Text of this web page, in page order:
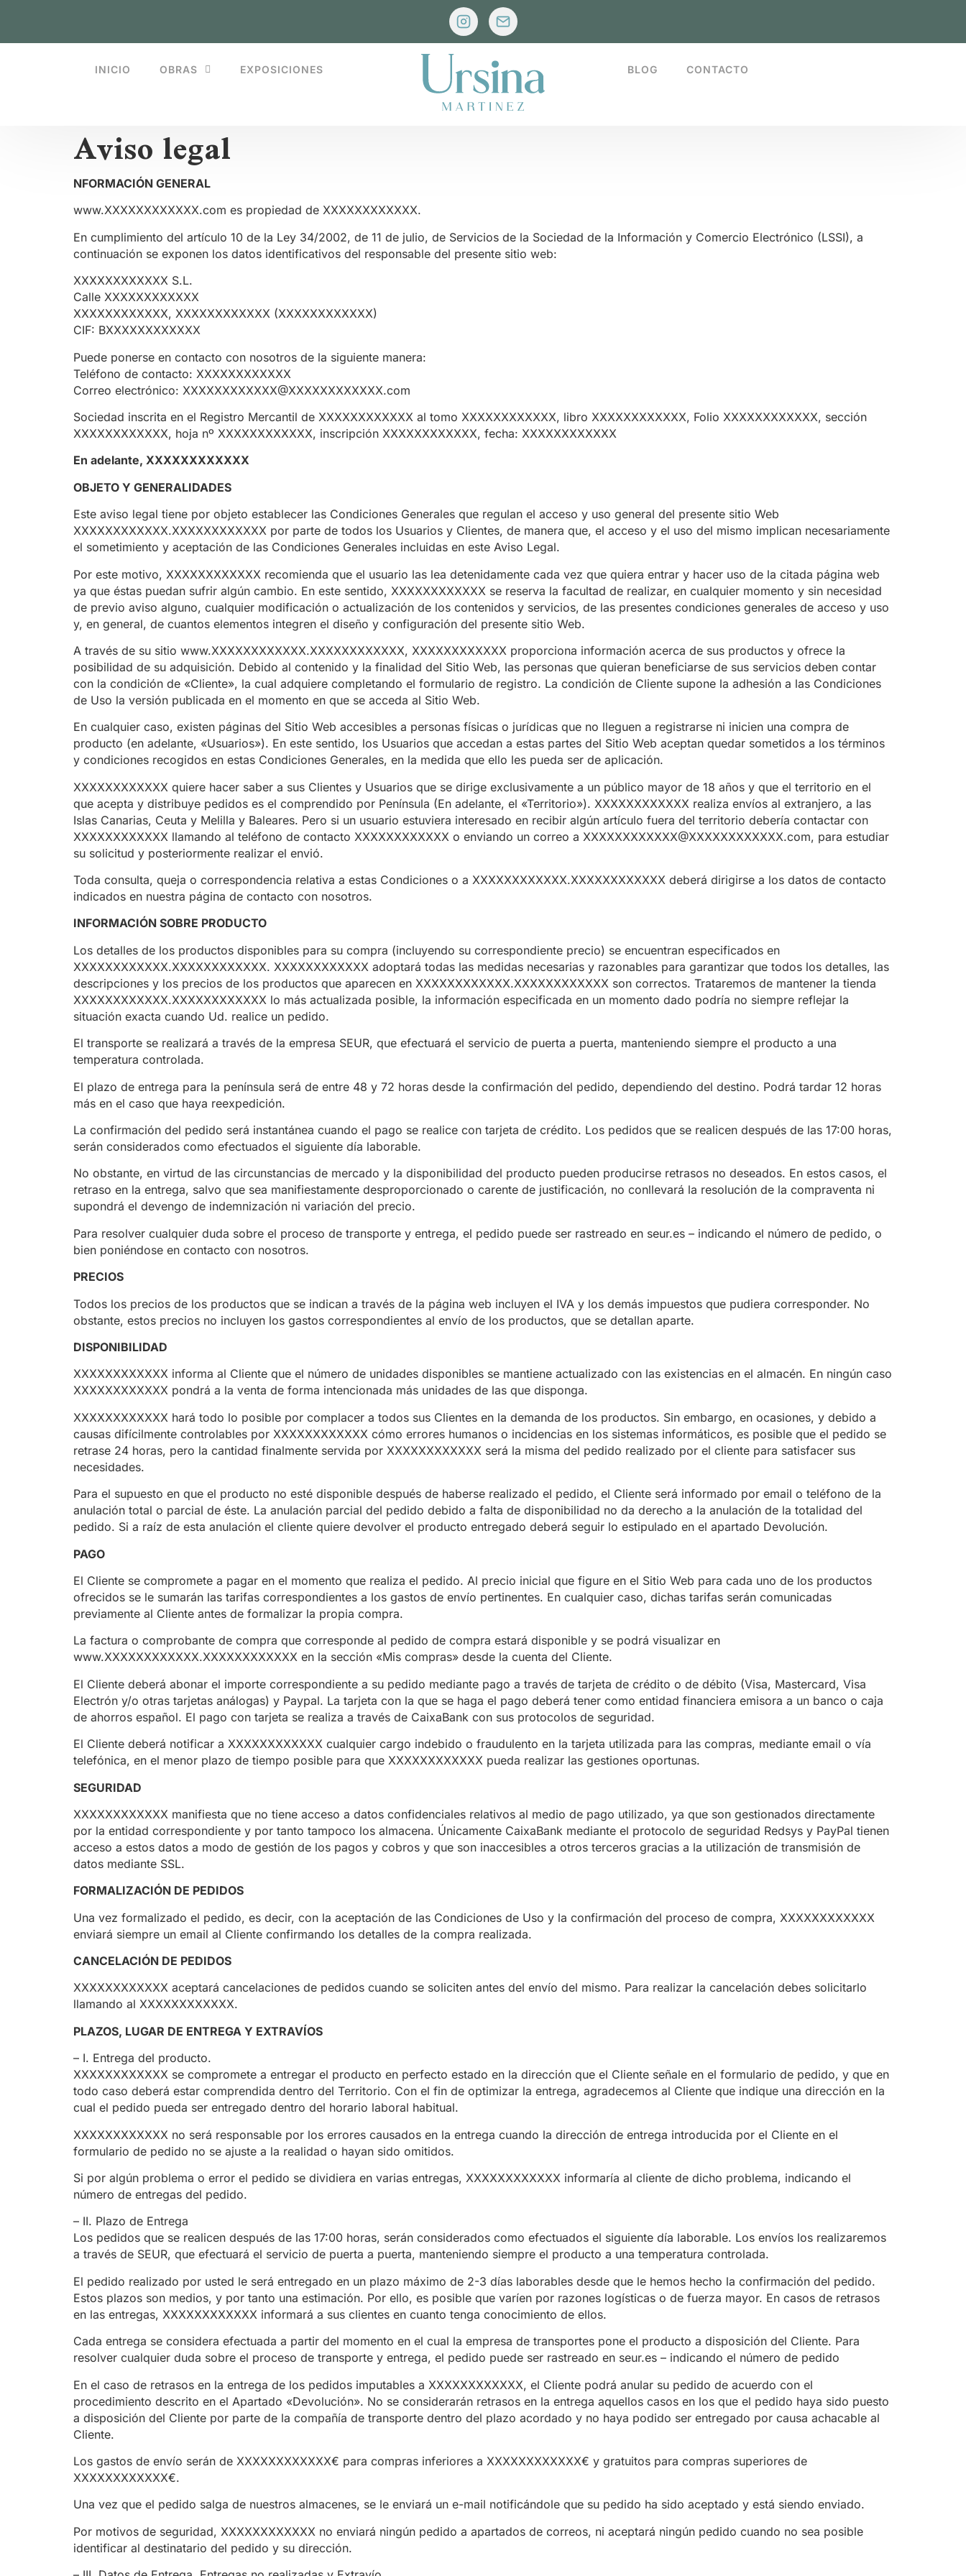
INICIO OBRAS EXPOSICIONES BLOG CONTACTO
Aviso legal
NFORMACIÓN GENERAL
www.XXXXXXXXXXXX.com es propiedad de XXXXXXXXXXXX.
En cumplimiento del artículo 10 de la Ley 34/2002, de 11 de julio, de Servicios de la Sociedad de la Información y Comercio Electrónico (LSSI), a
continuación se exponen los datos identificativos del responsable del presente sitio web:
XXXXXXXXXXXX S.L.
Calle XXXXXXXXXXXX
XXXXXXXXXXXX, XXXXXXXXXXXX (XXXXXXXXXXXX)
CIF: BXXXXXXXXXXXX
Puede ponerse en contacto con nosotros de la siguiente manera:
Teléfono de contacto: XXXXXXXXXXXX
Correo electrónico: XXXXXXXXXXXX@XXXXXXXXXXXX.com
Sociedad inscrita en el Registro Mercantil de XXXXXXXXXXXX al tomo XXXXXXXXXXXX, libro XXXXXXXXXXXX, Folio XXXXXXXXXXXX, sección
XXXXXXXXXXXX, hoja nº XXXXXXXXXXXX, inscripción XXXXXXXXXXXX, fecha: XXXXXXXXXXXX
En adelante, XXXXXXXXXXXX
OBJETO Y GENERALIDADES
Este aviso legal tiene por objeto establecer las Condiciones Generales que regulan el acceso y uso general del presente sitio Web
XXXXXXXXXXXX.XXXXXXXXXXXX por parte de todos los Usuarios y Clientes, de manera que, el acceso y el uso del mismo implican necesariamente
el sometimiento y aceptación de las Condiciones Generales incluidas en este Aviso Legal.
Por este motivo, XXXXXXXXXXXX recomienda que el usuario las lea detenidamente cada vez que quiera entrar y hacer uso de la citada página web
ya que éstas puedan sufrir algún cambio. En este sentido, XXXXXXXXXXXX se reserva la facultad de realizar, en cualquier momento y sin necesidad
de previo aviso alguno, cualquier modificación o actualización de los contenidos y servicios, de las presentes condiciones generales de acceso y uso
y, en general, de cuantos elementos integren el diseño y configuración del presente sitio Web.
A través de su sitio www.XXXXXXXXXXXX.XXXXXXXXXXXX, XXXXXXXXXXXX proporciona información acerca de sus productos y ofrece la
posibilidad de su adquisición. Debido al contenido y la finalidad del Sitio Web, las personas que quieran beneficiarse de sus servicios deben contar
con la condición de «Cliente», la cual adquiere completando el formulario de registro. La condición de Cliente supone la adhesión a las Condiciones
de Uso la versión publicada en el momento en que se acceda al Sitio Web.
En cualquier caso, existen páginas del Sitio Web accesibles a personas físicas o jurídicas que no lleguen a registrarse ni inicien una compra de
producto (en adelante, «Usuarios»). En este sentido, los Usuarios que accedan a estas partes del Sitio Web aceptan quedar sometidos a los términos
y condiciones recogidos en estas Condiciones Generales, en la medida que ello les pueda ser de aplicación.
XXXXXXXXXXXX quiere hacer saber a sus Clientes y Usuarios que se dirige exclusivamente a un público mayor de 18 años y que el territorio en el
que acepta y distribuye pedidos es el comprendido por Península (En adelante, el «Territorio»). XXXXXXXXXXXX realiza envíos al extranjero, a las
Islas Canarias, Ceuta y Melilla y Baleares. Pero si un usuario estuviera interesado en recibir algún artículo fuera del territorio debería contactar con
XXXXXXXXXXXX llamando al teléfono de contacto XXXXXXXXXXXX o enviando un correo a XXXXXXXXXXXX@XXXXXXXXXXXX.com, para estudiar
su solicitud y posteriormente realizar el envió.
Toda consulta, queja o correspondencia relativa a estas Condiciones o a XXXXXXXXXXXX.XXXXXXXXXXXX deberá dirigirse a los datos de contacto
indicados en nuestra página de contacto con nosotros.
INFORMACIÓN SOBRE PRODUCTO
Los detalles de los productos disponibles para su compra (incluyendo su correspondiente precio) se encuentran especificados en
XXXXXXXXXXXX.XXXXXXXXXXXX. XXXXXXXXXXXX adoptará todas las medidas necesarias y razonables para garantizar que todos los detalles, las
descripciones y los precios de los productos que aparecen en XXXXXXXXXXXX.XXXXXXXXXXXX son correctos. Trataremos de mantener la tienda
XXXXXXXXXXXX.XXXXXXXXXXXX lo más actualizada posible, la información especificada en un momento dado podría no siempre reflejar la
situación exacta cuando Ud. realice un pedido.
El transporte se realizará a través de la empresa SEUR, que efectuará el servicio de puerta a puerta, manteniendo siempre el producto a una
temperatura controlada.
El plazo de entrega para la península será de entre 48 y 72 horas desde la confirmación del pedido, dependiendo del destino. Podrá tardar 12 horas
más en el caso que haya reexpedición.
La confirmación del pedido será instantánea cuando el pago se realice con tarjeta de crédito. Los pedidos que se realicen después de las 17:00 horas,
serán considerados como efectuados el siguiente día laborable.
No obstante, en virtud de las circunstancias de mercado y la disponibilidad del producto pueden producirse retrasos no deseados. En estos casos, el
retraso en la entrega, salvo que sea manifiestamente desproporcionado o carente de justificación, no conllevará la resolución de la compraventa ni
supondrá el devengo de indemnización ni variación del precio.
Para resolver cualquier duda sobre el proceso de transporte y entrega, el pedido puede ser rastreado en seur.es – indicando el número de pedido, o
bien poniéndose en contacto con nosotros.
PRECIOS
Todos los precios de los productos que se indican a través de la página web incluyen el IVA y los demás impuestos que pudiera corresponder. No
obstante, estos precios no incluyen los gastos correspondientes al envío de los productos, que se detallan aparte.
DISPONIBILIDAD
XXXXXXXXXXXX informa al Cliente que el número de unidades disponibles se mantiene actualizado con las existencias en el almacén. En ningún caso
XXXXXXXXXXXX pondrá a la venta de forma intencionada más unidades de las que disponga.
XXXXXXXXXXXX hará todo lo posible por complacer a todos sus Clientes en la demanda de los productos. Sin embargo, en ocasiones, y debido a
causas difícilmente controlables por XXXXXXXXXXXX cómo errores humanos o incidencias en los sistemas informáticos, es posible que el pedido se
retrase 24 horas, pero la cantidad finalmente servida por XXXXXXXXXXXX será la misma del pedido realizado por el cliente para satisfacer sus
necesidades.
Para el supuesto en que el producto no esté disponible después de haberse realizado el pedido, el Cliente será informado por email o teléfono de la
anulación total o parcial de éste. La anulación parcial del pedido debido a falta de disponibilidad no da derecho a la anulación de la totalidad del
pedido. Si a raíz de esta anulación el cliente quiere devolver el producto entregado deberá seguir lo estipulado en el apartado Devolución.
PAGO
El Cliente se compromete a pagar en el momento que realiza el pedido. Al precio inicial que figure en el Sitio Web para cada uno de los productos
ofrecidos se le sumarán las tarifas correspondientes a los gastos de envío pertinentes. En cualquier caso, dichas tarifas serán comunicadas
previamente al Cliente antes de formalizar la propia compra.
La factura o comprobante de compra que corresponde al pedido de compra estará disponible y se podrá visualizar en
www.XXXXXXXXXXXX.XXXXXXXXXXXX en la sección «Mis compras» desde la cuenta del Cliente.
El Cliente deberá abonar el importe correspondiente a su pedido mediante pago a través de tarjeta de crédito o de débito (Visa, Mastercard, Visa
Electrón y/o otras tarjetas análogas) y Paypal. La tarjeta con la que se haga el pago deberá tener como entidad financiera emisora a un banco o caja
de ahorros español. El pago con tarjeta se realiza a través de CaixaBank con sus protocolos de seguridad.
El Cliente deberá notificar a XXXXXXXXXXXX cualquier cargo indebido o fraudulento en la tarjeta utilizada para las compras, mediante email o vía
telefónica, en el menor plazo de tiempo posible para que XXXXXXXXXXXX pueda realizar las gestiones oportunas.
SEGURIDAD
XXXXXXXXXXXX manifiesta que no tiene acceso a datos confidenciales relativos al medio de pago utilizado, ya que son gestionados directamente
por la entidad correspondiente y por tanto tampoco los almacena. Únicamente CaixaBank mediante el protocolo de seguridad Redsys y PayPal tienen
acceso a estos datos a modo de gestión de los pagos y cobros y que son inaccesibles a otros terceros gracias a la utilización de transmisión de
datos mediante SSL.
FORMALIZACIÓN DE PEDIDOS
Una vez formalizado el pedido, es decir, con la aceptación de las Condiciones de Uso y la confirmación del proceso de compra, XXXXXXXXXXXX
enviará siempre un email al Cliente confirmando los detalles de la compra realizada.
CANCELACIÓN DE PEDIDOS
XXXXXXXXXXXX aceptará cancelaciones de pedidos cuando se soliciten antes del envío del mismo. Para realizar la cancelación debes solicitarlo
llamando al XXXXXXXXXXXX.
PLAZOS, LUGAR DE ENTREGA Y EXTRAVÍOS
– I. Entrega del producto.
XXXXXXXXXXXX se compromete a entregar el producto en perfecto estado en la dirección que el Cliente señale en el formulario de pedido, y que en
todo caso deberá estar comprendida dentro del Territorio. Con el fin de optimizar la entrega, agradecemos al Cliente que indique una dirección en la
cual el pedido pueda ser entregado dentro del horario laboral habitual.
XXXXXXXXXXXX no será responsable por los errores causados en la entrega cuando la dirección de entrega introducida por el Cliente en el
formulario de pedido no se ajuste a la realidad o hayan sido omitidos.
Si por algún problema o error el pedido se dividiera en varias entregas, XXXXXXXXXXXX informaría al cliente de dicho problema, indicando el
número de entregas del pedido.
– II. Plazo de Entrega
Los pedidos que se realicen después de las 17:00 horas, serán considerados como efectuados el siguiente día laborable. Los envíos los realizaremos
a través de SEUR, que efectuará el servicio de puerta a puerta, manteniendo siempre el producto a una temperatura controlada.
El pedido realizado por usted le será entregado en un plazo máximo de 2-3 días laborables desde que le hemos hecho la confirmación del pedido.
Estos plazos son medios, y por tanto una estimación. Por ello, es posible que varíen por razones logísticas o de fuerza mayor. En casos de retrasos
en las entregas, XXXXXXXXXXXX informará a sus clientes en cuanto tenga conocimiento de ellos.
Cada entrega se considera efectuada a partir del momento en el cual la empresa de transportes pone el producto a disposición del Cliente. Para
resolver cualquier duda sobre el proceso de transporte y entrega, el pedido puede ser rastreado en seur.es – indicando el número de pedido
En el caso de retrasos en la entrega de los pedidos imputables a XXXXXXXXXXXX, el Cliente podrá anular su pedido de acuerdo con el
procedimiento descrito en el Apartado «Devolución». No se considerarán retrasos en la entrega aquellos casos en los que el pedido haya sido puesto
a disposición del Cliente por parte de la compañía de transporte dentro del plazo acordado y no haya podido ser entregado por causa achacable al
Cliente.
Los gastos de envío serán de XXXXXXXXXXXX€ para compras inferiores a XXXXXXXXXXXX€ y gratuitos para compras superiores de
XXXXXXXXXXXX€.
Una vez que el pedido salga de nuestros almacenes, se le enviará un e-mail notificándole que su pedido ha sido aceptado y está siendo enviado.
Por motivos de seguridad, XXXXXXXXXXXX no enviará ningún pedido a apartados de correos, ni aceptará ningún pedido cuando no sea posible
identificar al destinatario del pedido y su dirección.